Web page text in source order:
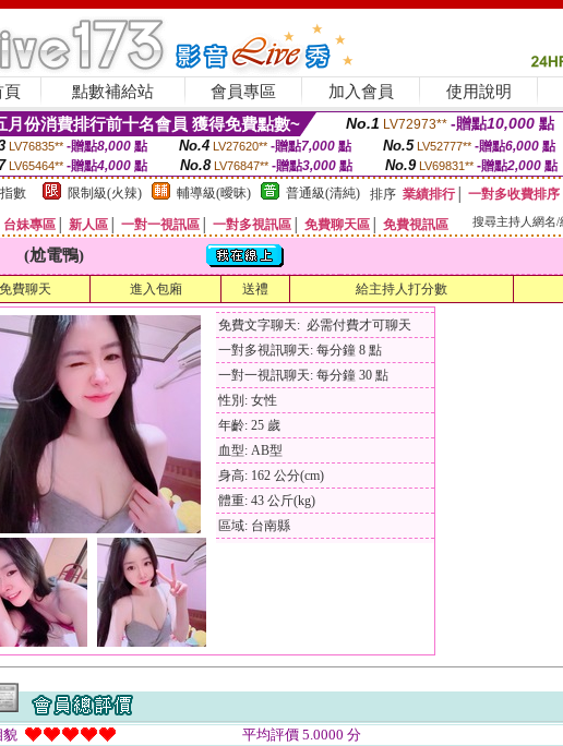
頁 點數補給站 會員專區 加入會員 使用說明
月份消費排行前十名會員 獲得免費點數~ No.1 LV72973** -贈點10,000 點
LV76835** -贈點8,000點 No.4 LV27620** -贈點7,000點 No.5 LV52777** -贈點6,000點
LV65464** -贈點4,000 點 No.8 LV76847** -贈點3,000 點 No.9 LV69831** -贈點2,000點
數
限制級(火辣) 輔導級(曖昧) 普通級(清純) 排序 業績排行│ 一對多收費排序
台妹專區 新人區 一對一視訊區 一對多視訊區 免費聊天區 免費視訊區 搜尋主持人網名/
(尬電鴨)
免費聊天 進入包廂 送禮 給主持人打分數
免費文字聊天: 必需付費才可聊天
一對多視訊聊天: 每分鐘 8 點
一對一視訊聊天: 每分鐘 30 點
性別: 女性
年齡: 25 歲
血型: AB型
身高: 162 公分(cm)
體重: 43 公斤(kg)
區域: 台南縣
貌
平均評價 5.0000 分